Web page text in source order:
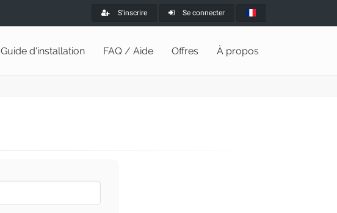
S'inscrire Se connecter
Guide d'installation FAQ / Aide Offres À propos